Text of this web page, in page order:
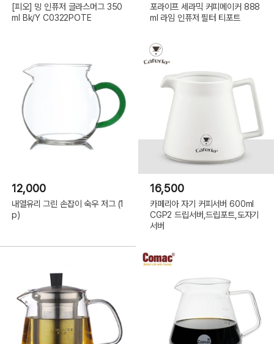
[피오] 밍 인퓨저 글라스머그 350
ml Bk/Y C0322POTE
포라이프 세라믹 커피메이커 888
ml 라임 인퓨저 필터 티포트
12,000
내열유리 그린 손잡이 숙우 저그 (1
p)
16,500
카페리아 자기 커피서버 600ml
CGP2 드립서버,드립포트,도자기
서버